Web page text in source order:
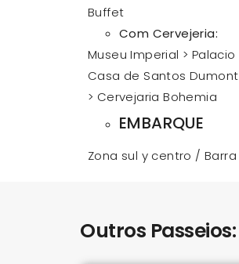
Buffet
Com Cervejeria:
Museu Imperial >
Casa de Santos
> Cervejaria Bohemia
EMBARQUE
Zona sul y centro /
Outros Passeios: